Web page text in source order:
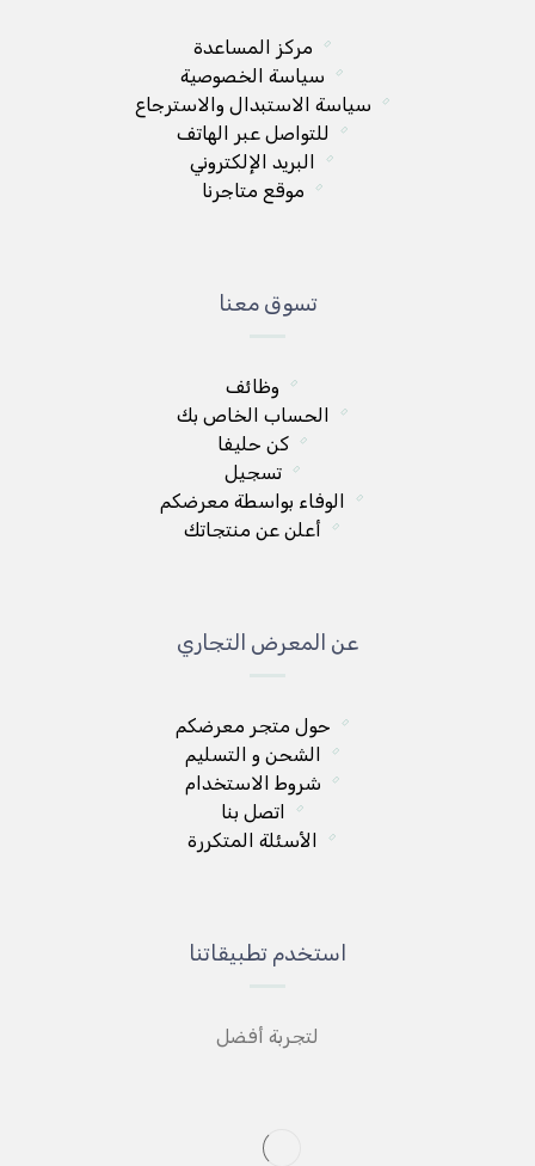
مركز المساعدة
سياسة الخصوصية
سياسة الاستبدال والاسترجاع
للتواصل عبر الهاتف
البريد الإلكتروني
موقع متاجرنا
تسوق معنا
وظائف
الحساب الخاص بك
كن حليفا
تسجيل
الوفاء بواسطة معرضكم
أعلن عن منتجاتك
عن المعرض التجاري
حول متجر معرضكم
الشحن و التسليم
شروط الاستخدام
اتصل بنا
الأسئلة المتكررة
استخدم تطبيقاتنا
لتجربة أفضل